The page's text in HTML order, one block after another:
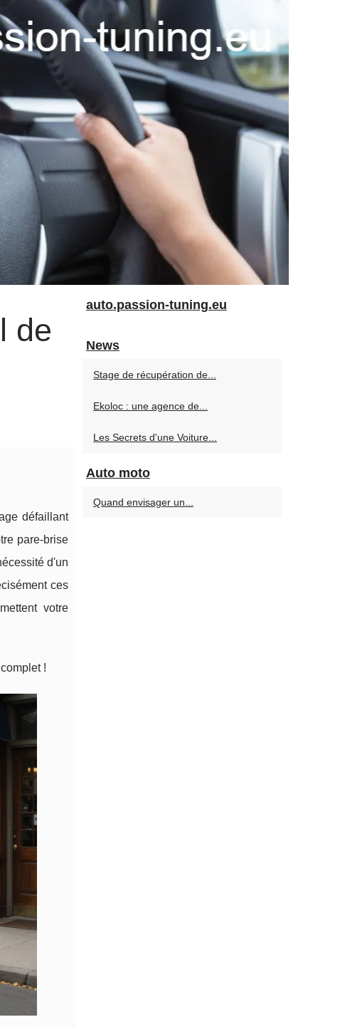
de
défaillant
pare-brise
d'un
ces
votre
!
auto.passion-tuning.eu
News
Stage de récupération de...
Ekoloc : une agence de...
Les Secrets d'une Voiture...
Auto moto
Quand envisager un...